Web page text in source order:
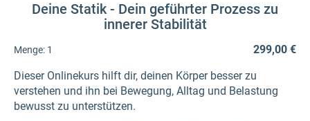
Deine Statik - Dein geführter Prozess zu
innerer Stabilität
Menge: 1
299,00 €
Dieser Onlinekurs hilft dir, deinen Körper besser zu
verstehen und ihn bei Bewegung, Alltag und Belastung
bewusst zu unterstützen.